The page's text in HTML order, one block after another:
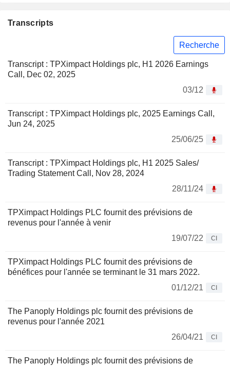
Transcripts
Recherche
Transcript : TPXimpact Holdings plc, H1 2026 Earnings
Call, Dec 02, 2025
03/12
Transcript : TPXimpact Holdings plc, 2025 Earnings Call,
Jun 24, 2025
25/06/25
Transcript : TPXimpact Holdings plc, H1 2025 Sales/
Trading Statement Call, Nov 28, 2024
28/11/24
TPXimpact Holdings PLC fournit des prévisions de
revenus pour l'année à venir
19/07/22
CI
TPXimpact Holdings PLC fournit des prévisions de
bénéfices pour l'année se terminant le 31 mars 2022.
01/12/21
CI
The Panoply Holdings plc fournit des prévisions de
revenus pour l'année 2021
26/04/21
CI
The Panoply Holdings plc fournit des prévisions de